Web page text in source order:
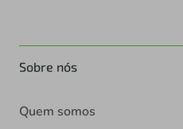
Sobre nós
Quem somos